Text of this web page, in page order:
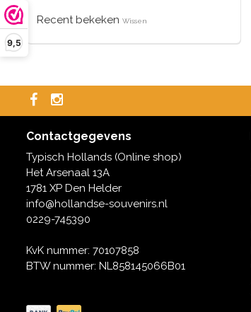
9,5
Recent bekeken Wissen
Contactgegevens
Typisch Hollands (Online shop)
Het Arsenaal 13A
1781 XP Den Helder
info@hollandse-souvenirs.nl
0229-745390
KvK nummer: 70107858
BTW nummer: NL858145066B01